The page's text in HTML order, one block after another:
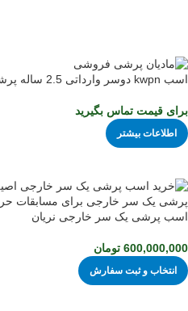
اسب kwpn دوسر وارداتی 2.5 ساله پرشی
برای قیمت تماس بگیرید
اطلاعات بیشتر
اسب پرشی یک سر خارجی نریان
600,000,000 تومان
انتخاب و ثبت سفارش